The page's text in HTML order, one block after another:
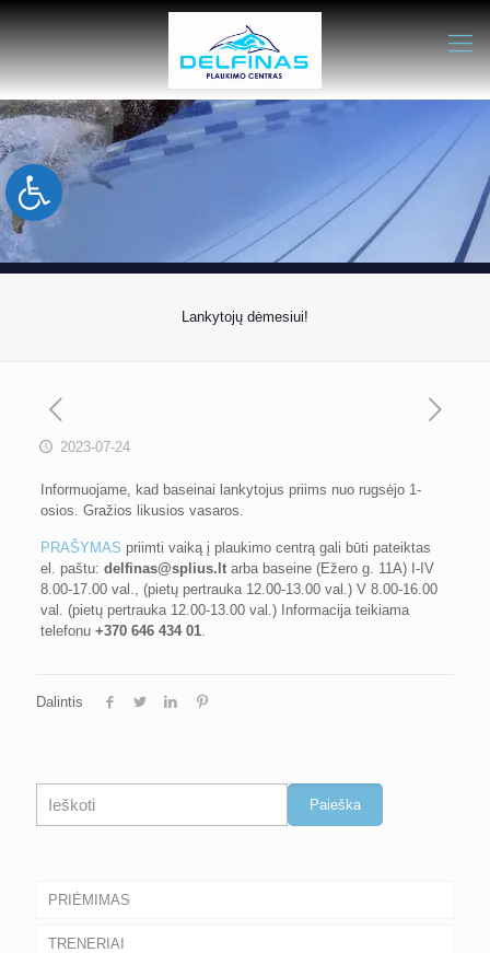
Open toolbar
Lankytojų dėmesiui!
2023-07-24
Informuojame, kad baseinai lankytojus priims nuo rugsėjo 1-
osios. Gražios likusios vasaros.
PRAŠYMAS priimti vaiką į plaukimo centrą gali būti pateiktas
el. paštu: delfinas@splius.ltarba baseine (Ežero g. 11A) I-IV
8.00-17.00 val., (pietų pertrauka 12.00-13.00 val.) V 8.00-16.00
val. (pietų pertrauka 12.00-13.00 val.) Informacija teikiama
telefonu+370 646 434 01.
Dalintis
Paieška Paieška
PRIĖMIMAS
TRENERIAI